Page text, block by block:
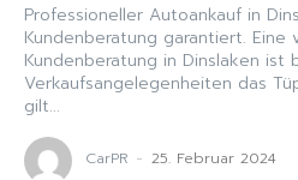
Professioneller Autoankauf in
Kundenberatung garantiert. Eine
Kundenberatung in Dinslaken ist
Verkaufsangelegenheiten das
gilt...
CarPR - 25. Februar 2024